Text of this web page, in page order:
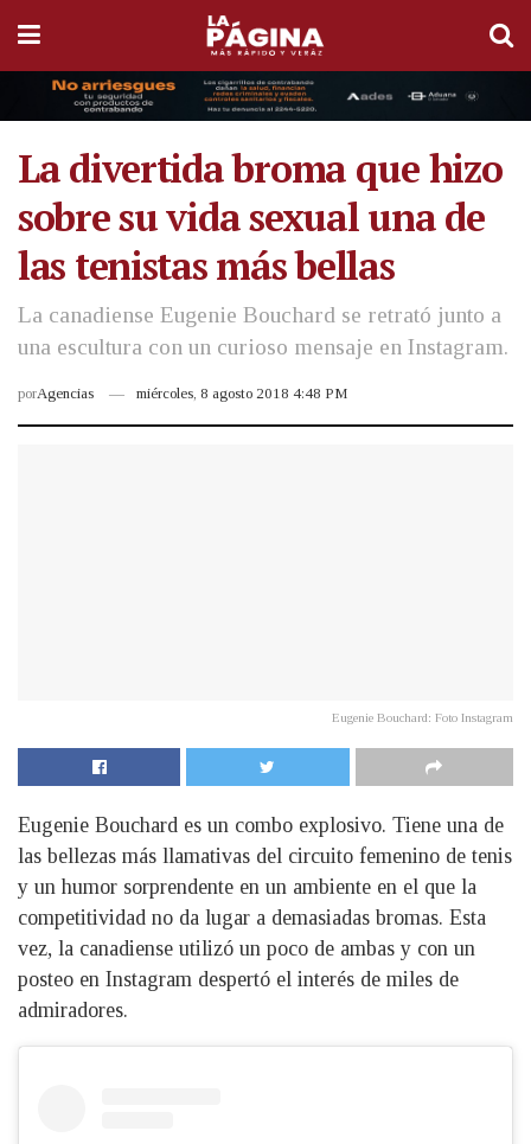
La divertida broma que hizo
sobre su vida sexual una de
las tenistas más bellas
La canadiense Eugenie Bouchard se retrató junto a
una escultura con un curioso mensaje en Instagram.
porAgencias miércoles, 8 agosto 2018 4:48 PM
Eugenie Bouchard: Foto Instagram
Eugenie Bouchard es un combo explosivo. Tiene una de
las bellezas más llamativas del circuito femenino de tenis
y un humor sorprendente en un ambiente en el que la
competitividad no da lugar a demasiadas bromas. Esta
vez, la canadiense utilizó un poco de ambas y con un
posteo en Instagram despertó el interés de miles de
admiradores.